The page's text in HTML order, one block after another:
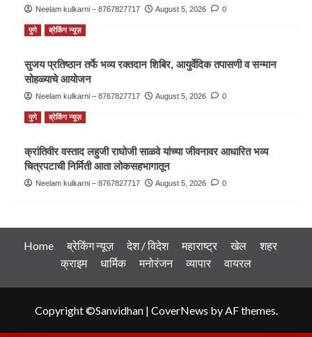
Neelam kulkarni – 8767827717 August 5, 2026 0
पुणे ब्रेकिंग न्यूज़
सुजय प्रतिष्ठान तर्फे भव्य रक्तदान शिबिर, आयुर्वेदिक तपासणी व सन्मान
सोहळ्याचे आयोजन
Neelam kulkarni – 8767827717 August 5, 2026 0
पुणे ब्रेकिंग न्यूज़
क्रांतिवीर वस्ताद लहुजी राघोजी साळवे यांच्या जीवनावर आधारित भव्य
चित्रपटाची निर्मिती आता लोकसहभागातून
Neelam kulkarni – 8767827717 August 5, 2026 0
Home ब्रेकिंग न्यूज़ देश / विदेश महाराष्ट्र खेल
शहर
क्राइम
धार्मिक मनोरंजन व्यापार वायरल
Copyright ©Sanvidhan | CoverNews by AF themes.